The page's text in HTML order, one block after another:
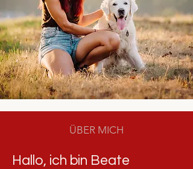
ÜBER MICH
Hallo, ich bin Beate